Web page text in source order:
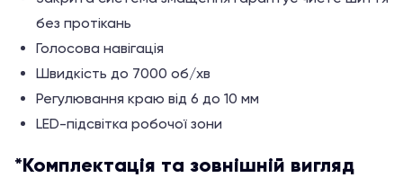
без протікань
Голосова навігація
Швидкість до 7000 об/хв
Регулювання краю від 6 до 10 мм
LED-підсвітка робочої зони
*Комплектація та зовнішній вигляд